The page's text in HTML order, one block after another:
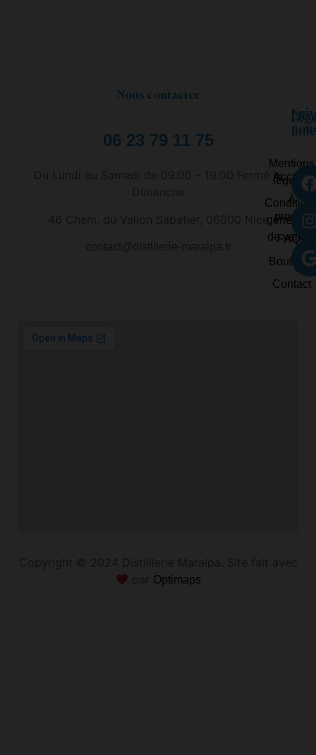
Nous contacter
06 23 79 11 75
Du Lundi au Samedi de 09:00 – 19:00 Fermé le
46 Chem. du Vallon Sabatier, 06000 Nice
Accueil
À
propos
FAQs
Boutique
Contact
Mentions
légales
générales
de ventes
Optimaps